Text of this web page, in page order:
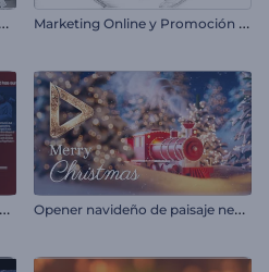
P
aquete de Escena Final de YouTube M
arketing Online y Promoción SEO
O
pener de noticias de última hora O
pener navideño de paisaje nevado